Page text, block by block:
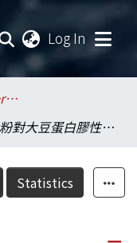
Log In
.National Taiwan University / 國立臺灣大學
玉米澱粉對大豆蛋白膠性的影響
Statistics